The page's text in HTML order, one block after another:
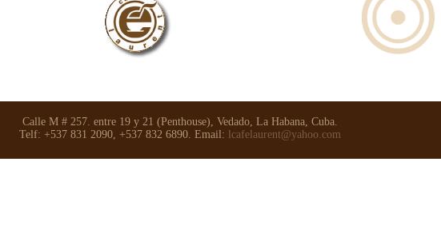
Calle M # 257. entre 19 y 21 (Penthouse), Vedado, La Habana, Cuba.
Telf: +537 831 2090, +537 832 6890. Email: lcafelaurent@yahoo.com